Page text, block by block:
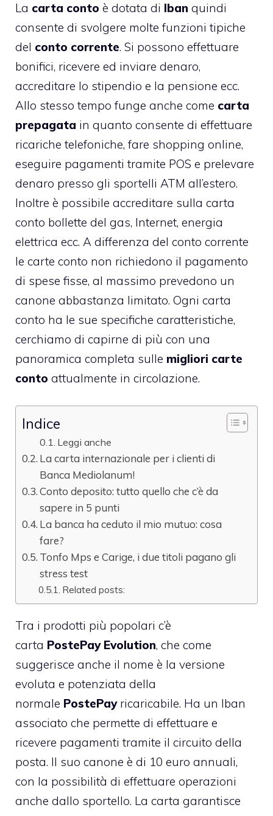
La carta conto è dotata di Iban quindi
consente di svolgere molte funzioni tipiche
del conto corrente. Si possono effettuare
bonifici, ricevere ed inviare denaro,
accreditare lo stipendio e la pensione ecc.
Allo stesso tempo funge anche come carta
prepagata in quanto consente di effettuare
ricariche telefoniche, fare shopping online,
eseguire pagamenti tramite POS e prelevare
denaro presso gli sportelli ATM all’estero.
Inoltre è possibile accreditare sulla carta
conto bollette del gas, Internet, energia
elettrica ecc. A differenza del conto corrente
le carte conto non richiedono il pagamento
di spese fisse, al massimo prevedono un
canone abbastanza limitato. Ogni carta
conto ha le sue specifiche caratteristiche,
cerchiamo di capirne di più con una
panoramica completa sulle migliori carte
conto attualmente in circolazione.
Indice
Leggi anche
La carta internazionale per i clienti di
Banca Mediolanum!
Conto deposito: tutto quello che c’è da
sapere in 5 punti
La banca ha ceduto il mio mutuo: cosa
fare?
Tonfo Mps e Carige, i due titoli pagano gli
stress test
Related posts:
Tra i prodotti più popolari c’è
carta PostePay Evolution, che come
suggerisce anche il nome è la versione
evoluta e potenziata della
normale PostePayricaricabile. Ha un Iban
associato che permette di effettuare e
ricevere pagamenti tramite il circuito della
posta. Il suo canone è di 10 euro annuali,
con la possibilità di effettuare operazioni
anche dallo sportello. La carta garantisce